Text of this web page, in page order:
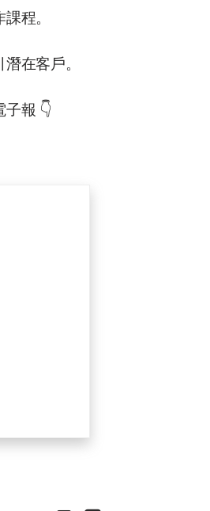
程。
在客戶。
報 👇